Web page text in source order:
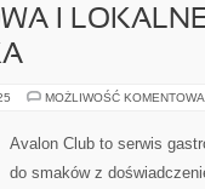
I
MOŻLIWOŚĆ
Avalon Club to serwis
do smaków z